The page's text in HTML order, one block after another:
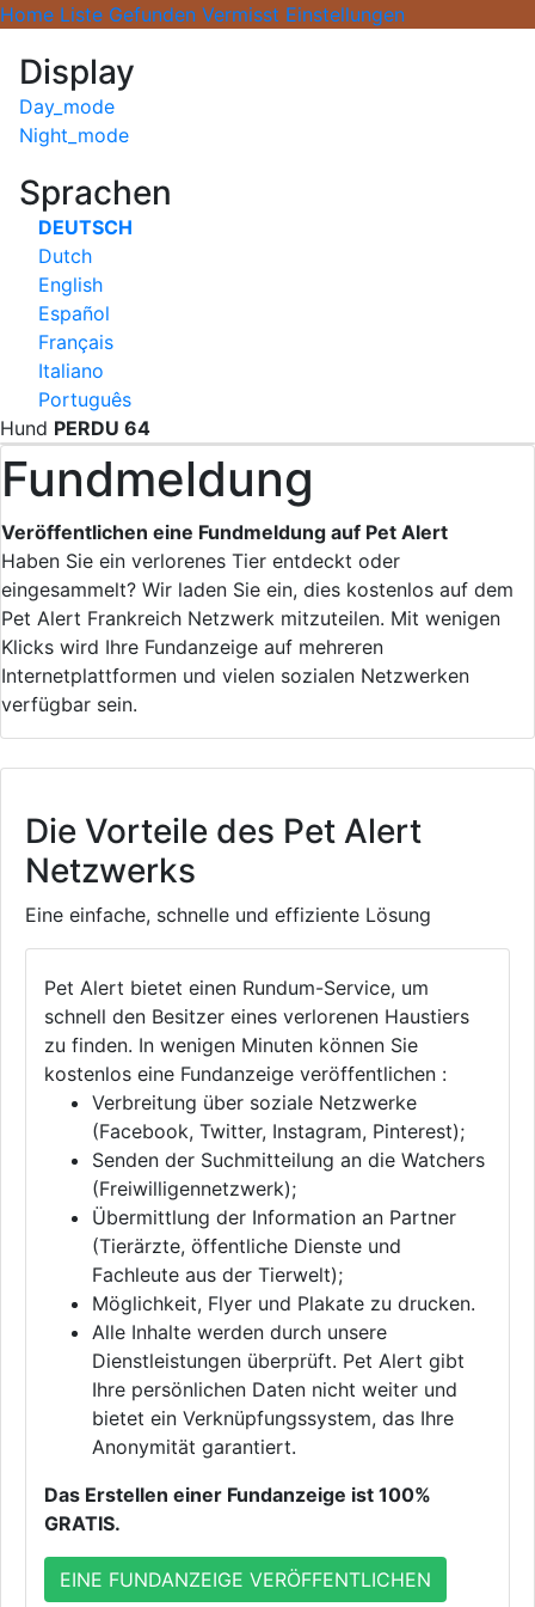
Home Liste Gefunden Vermisst Einstellungen
Display
Day_mode
Night_mode
Sprachen
DEUTSCH
Dutch
English
Español
Français
Italiano
Português
Hund PERDU 64
Fundmeldung
Veröffentlichen eine Fundmeldung auf Pet Alert
Haben Sie ein verlorenes Tier entdeckt oder
eingesammelt? Wir laden Sie ein, dies kostenlos auf dem
Pet Alert Frankreich Netzwerk mitzuteilen. Mit wenigen
Klicks wird Ihre Fundanzeige auf mehreren
Internetplattformen und vielen sozialen Netzwerken
verfügbar sein.
Die Vorteile des Pet Alert
Netzwerks
Eine einfache, schnelle und effiziente Lösung
Pet Alert bietet einen Rundum-Service, um
schnell den Besitzer eines verlorenen Haustiers
zu finden. In wenigen Minuten können Sie
kostenlos eine Fundanzeige veröffentlichen :
Verbreitung über soziale Netzwerke
(Facebook, Twitter, Instagram, Pinterest);
Senden der Suchmitteilung an die Watchers
(Freiwilligennetzwerk);
Übermittlung der Information an Partner
(Tierärzte, öffentliche Dienste und
Fachleute aus der Tierwelt);
Möglichkeit, Flyer und Plakate zu drucken.
Alle Inhalte werden durch unsere
Dienstleistungen überprüft. Pet Alert gibt
Ihre persönlichen Daten nicht weiter und
bietet ein Verknüpfungssystem, das Ihre
Anonymität garantiert.
Das Erstellen einer Fundanzeige ist 100%
GRATIS.
EINE FUNDANZEIGE VERÖFFENTLICHEN